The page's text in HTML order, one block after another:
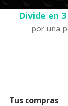
Divide en
por una
Tus compras